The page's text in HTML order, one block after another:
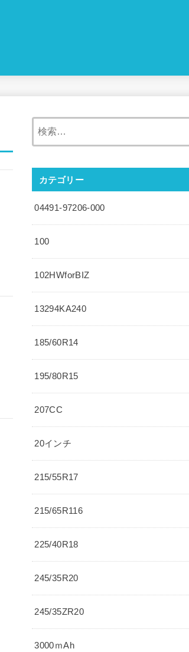
カテゴリー
04491-97206-000
100
102HWforBIZ
13294KA240
185/60R14
195/80R15
207CC
20インチ
215/55R17
215/65R116
225/40R18
245/35R20
245/35ZR20
3000ｍAh